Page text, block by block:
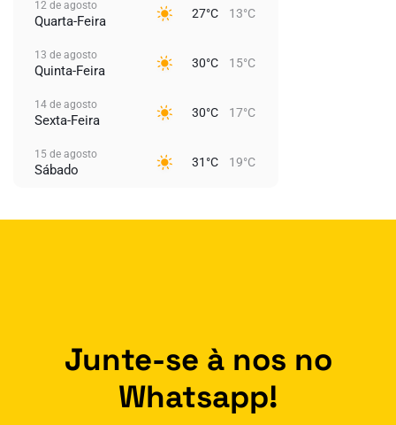
12 de agosto
Quarta-Feira 27°C 13°C
13 de agosto
Quinta-Feira 30°C 15°C
14 de agosto
Sexta-Feira 30°C 17°C
15 de agosto
Sábado 31°C 19°C
Junte-se à nos no
Whatsapp!